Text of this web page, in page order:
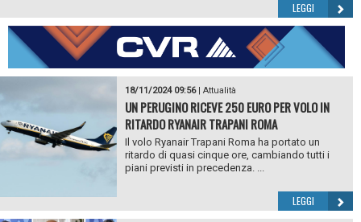
LEGGI
18/11/2024 09:56| Attualità
UN PERUGINO RICEVE 250 EURO PER VOLO IN
RITARDO RYANAIR TRAPANI ROMA
Il volo Ryanair Trapani Roma ha portato un
ritardo di quasi cinque ore, cambiando tutti i
piani previsti in precedenza. ...
LEGGI